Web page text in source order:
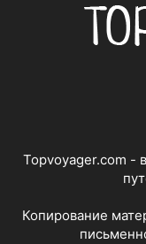
Topvoyager.com -
Копирование